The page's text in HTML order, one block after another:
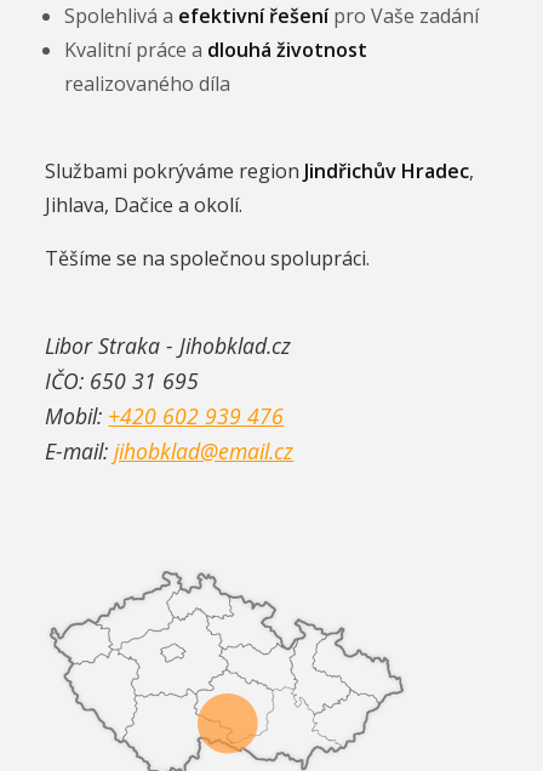
Spolehlivá a efektivní řešenípro Vaše zadání
Kvalitní práce a dlouhá životnost
realizovaného díla
Službami pokrýváme region Jindřichův Hradec,
Jihlava, Dačice a okolí.
Těšíme se na společnou spolupráci.
Libor Straka - Jihobklad.cz
IČO: 650 31 695
Mobil: +420 602 939 476
E-mail:jihobklad@email.cz